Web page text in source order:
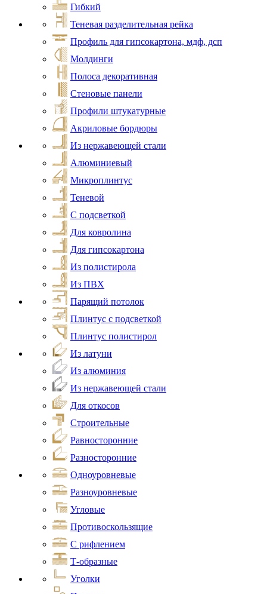
Гибкий
Теневая разделительная рейка
Профиль для гипсокартона, мдф, дсп
Молдинги
Полоса декоративная
Стеновые панели
Профили штукатурные
Акриловые бордюры
Из нержавеющей стали
Алюминиевый
Микроплинтус
Теневой
С подсветкой
Для ковролина
Для гипсокартона
Из полистирола
Из ПВХ
Парящий потолок
Плинтус с подсветкой
Плинтус полистирол
Из латуни
Из алюминия
Из нержавеющей стали
Для откосов
Строительные
Равносторонние
Разносторонние
Одноуровневые
Разноуровневые
Угловые
Противоскользящие
С рифлением
Т-образные
Уголки